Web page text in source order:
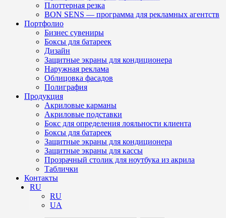
Плоттерная резка
BON SENS — программа для рекламных агентств
Портфолио
Бизнес сувениры
Боксы для батареек
Дизайн
Защитные экраны для кондиционера
Наружная реклама
Облицовка фасадов
Полиграфия
Продукция
Акриловые карманы
Акриловые подставки
Бокс для определения лояльности клиента
Боксы для батареек
Защитные экраны для кондиционера
Защитные экраны для кассы
Прозрачный столик для ноутбука из акрила
Таблички
Контакты
RU
RU
UA